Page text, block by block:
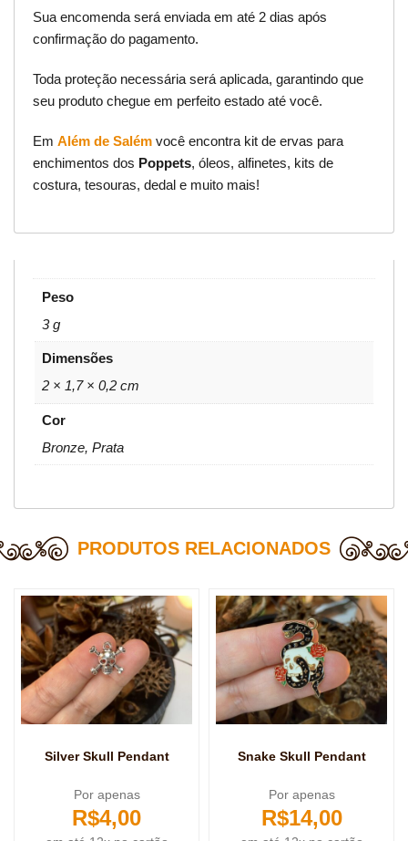
Sua encomenda será enviada em até 2 dias após
confirmação do pagamento.
Toda proteção necessária será aplicada, garantindo que
seu produto chegue em perfeito estado até você.
Em Além de Salém você encontra kit de ervas para
enchimentos dos Poppets, óleos, alfinetes, kits de
costura, tesouras, dedal e muito mais!
Peso
3 g
Dimensões
2 × 1,7 × 0,2 cm
Cor
Bronze, Prata
PRODUTOS RELACIONADOS
Silver Skull Pendant
Por apenas
R$4,00
Snake Skull Pendant
Por apenas
R$14,00